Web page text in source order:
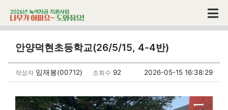
안양덕현초등학교(26/5/15, 4-4반)
작성자 임재봉(00712) 조회수 92 2026-05-15 16:38:29